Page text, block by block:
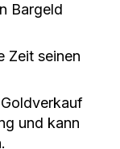
Bargeld
Zeit seinen
Goldverkauf
und kann